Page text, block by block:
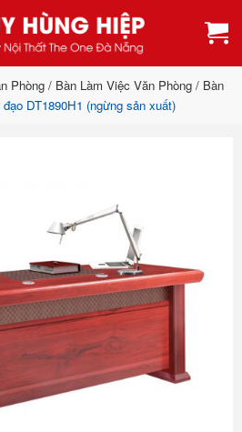
Phòng / Bàn Làm Việc Văn Phòng / Bàn
đạo DT1890H1 (ngừng sản xuất)